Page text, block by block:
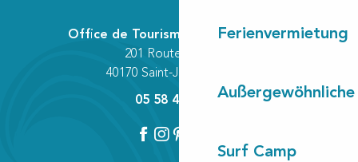
Ferienvermietung
Surf Camp
Office de Tourisme Communautaire
201 Route des Lacs
40170 Saint-Julien-en-Born
05 58 42 89 80